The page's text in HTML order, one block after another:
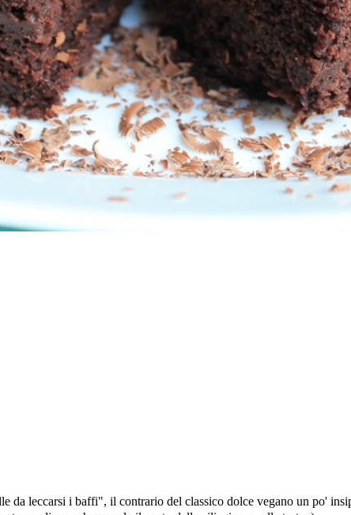
da leccarsi i baffi", il contrario del classico dolce vegano un po'